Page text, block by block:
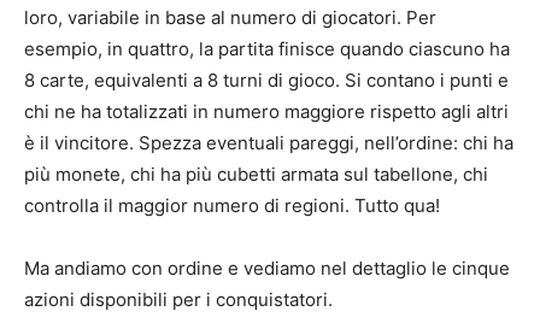
loro, variabile in base al numero di giocatori. Per
esempio, in quattro, la partita finisce quando ciascuno ha
8 carte, equivalenti a 8 turni di gioco. Si contano i punti e
chi ne ha totalizzati in numero maggiore rispetto agli altri
è il vincitore. Spezza eventuali pareggi, nell’ordine: chi ha
più monete, chi ha più cubetti armata sul tabellone, chi
controlla il maggior numero di regioni. Tutto qua!
Ma andiamo con ordine e vediamo nel dettaglio le cinque
azioni disponibili per i conquistatori.